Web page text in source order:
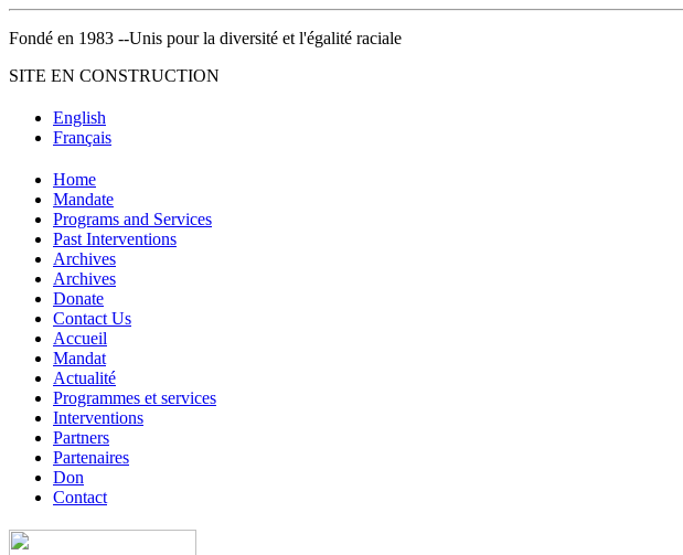
Fondé en 1983 --Unis pour la diversité et l'égalité raciale
SITE EN CONSTRUCTION
English
Français
Home
Mandate
Programs and Services
Past Interventions
Archives
Archives
Donate
Contact Us
Accueil
Mandat
Actualité
Programmes et services
Interventions
Partners
Partenaires
Don
Contact